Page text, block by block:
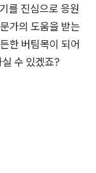
를 진심으로 응원
가의 도움을 받는
한 버팀목이 되어
수 있겠죠?